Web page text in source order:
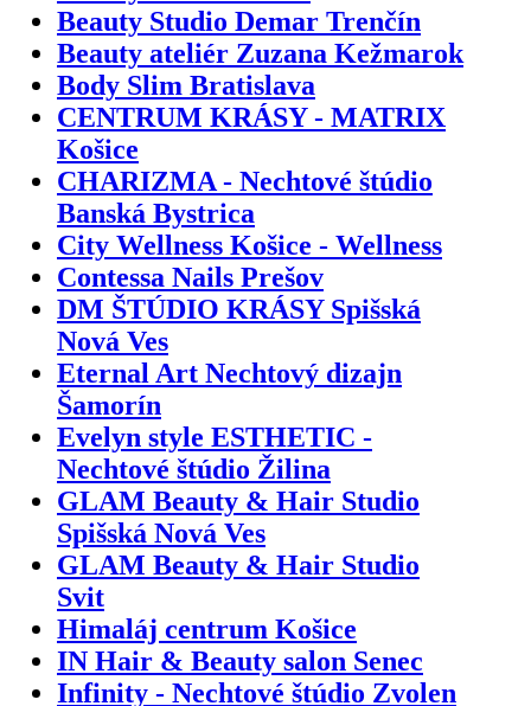
Beauty Studio Demar Trenčín
Beauty ateliér Zuzana Kežmarok
Body Slim Bratislava
CENTRUM KRÁSY - MATRIX
Košice
CHARIZMA - Nechtové štúdio
Banská Bystrica
City Wellness Košice - Wellness
Contessa Nails Prešov
DM ŠTÚDIO KRÁSY Spišská
Nová Ves
Eternal Art Nechtový dizajn
Šamorín
Evelyn style ESTHETIC -
Nechtové štúdio Žilina
GLAM Beauty & Hair Studio
Spišská Nová Ves
GLAM Beauty & Hair Studio
Svit
Himaláj centrum Košice
IN Hair & Beauty salon Senec
Infinity - Nechtové štúdio Zvolen